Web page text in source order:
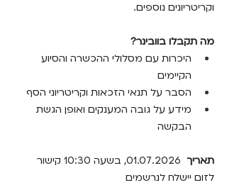
וקריטריונים נוספים.
מה תקבלו בוובינר?
היכרות עם מסלולי ההכשרה והסיוע
הקיימים
הסבר על תנאי הזכאות וקריטריוני הסף
מידע על גובה המענקים ואופן הגשת
הבקשה
תאריך
01.07.2026, בשעה 10:30 קישור
לזום יישלח לנרשמים